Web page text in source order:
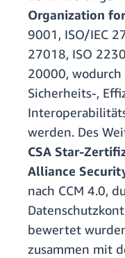
Organization
9001, ISO/IEC
27018, ISO
20000,
Sicherheits-,
werden. Des
CSA Star-
Alliance
nach CCM 4.0,
bewertet
zusammen mit